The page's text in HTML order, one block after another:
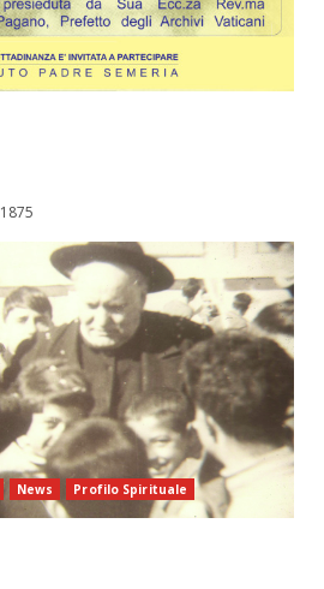
1875
News Profilo Spirituale